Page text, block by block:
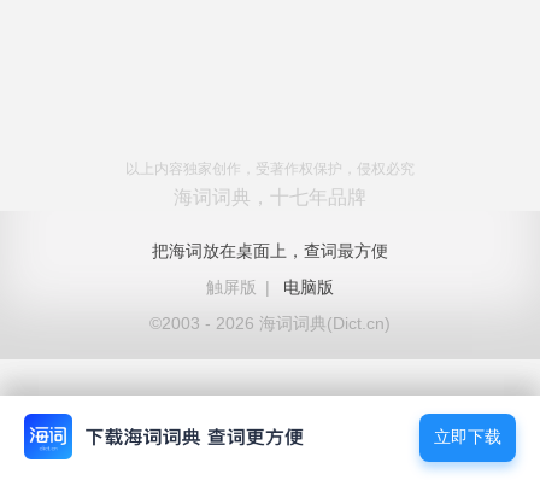
以上内容独家创作，受著作权保护，侵权必究
海词词典，十七年品牌
把海词放在桌面上，查词最方便
触屏版
|
电脑版
©2003 - 2026 海词词典(Dict.cn)
立即下载
立即下载